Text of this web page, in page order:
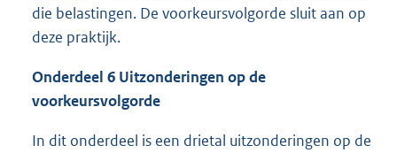
die belastingen. De voorkeursvolgorde sluit aan op
deze praktijk.
Onderdeel 6 Uitzonderingen op de
voorkeursvolgorde
In dit onderdeel is een drietal uitzonderingen op de